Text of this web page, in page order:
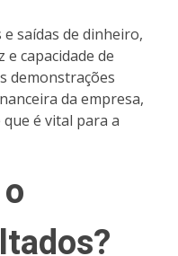
saídas de dinheiro,
capacidade de
demonstrações
da empresa,
é vital para a